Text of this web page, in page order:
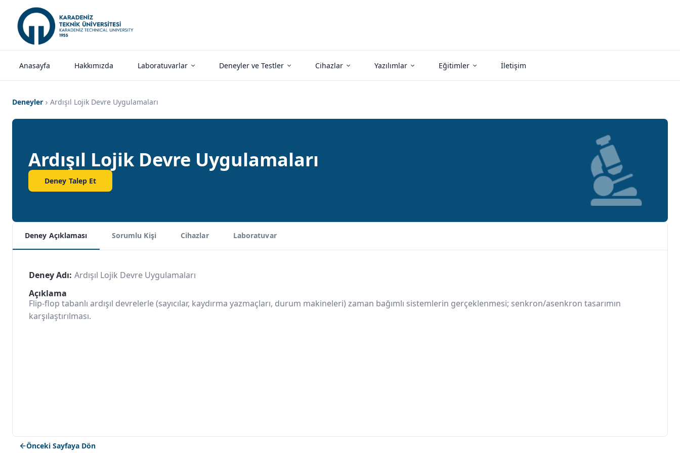
Anasayfa Hakkımızda Laboratuvarlar Deneyler ve Testler Cihazlar Yazılımlar Eğitimler İletişim
Deneyler Ardışıl Lojik Devre Uygulamaları
Ardışıl Lojik Devre Uygulamaları
Deney Talep Et
Deney Açıklaması Sorumlu Kişi Cihazlar Laboratuvar
Deney Adı: Ardışıl Lojik Devre Uygulamaları
Açıklama
Flip-flop tabanlı ardışıl devrelerle (sayıcılar, kaydırma yazmaçları, durum makineleri) zaman bağımlı sistemlerin gerçeklenmesi; senkron/asenkron tasarımın
karşılaştırılması.
Önceki Sayfaya Dön